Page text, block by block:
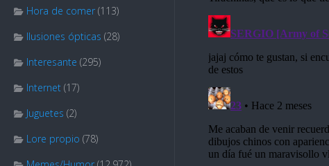
Hora de comer (113)
Ilusiones ópticas (28)
Interesante (295)
Internet (17)
Juguetes (2)
Lore propio (78)